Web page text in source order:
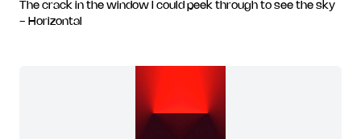
The crack in the window I could peek through to see the sky
- Horizontal